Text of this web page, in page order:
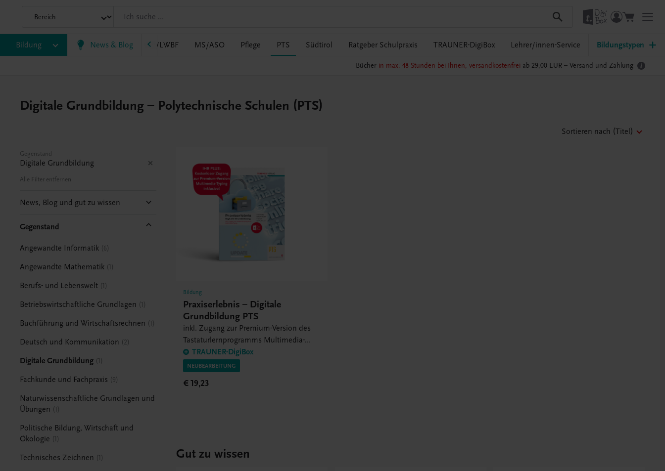
Bildung News & Blog
HLT/Kolleg HLW HTL/FS LW/LWBF MS/ASO Pflege PTS Südtirol Ratgeber Schulpraxis TRAUNER-DigiBox Lehrer/innen-Service Bildungstypen
Bücher in max. 48 Stunden bei Ihnen, versandkostenfrei ab 29,00 EUR – Versand und Zahlung
Digitale Grundbildung – Polytechnische Schulen (PTS)
Sortieren nach (Titel)
Gegenstand
Digitale Grundbildung
Alle Filter entfernen
News, Blog und gut zu wissen
Gegenstand
Angewandte Informatik 6
Angewandte Mathematik 1
Berufs- und Lebenswelt 1
Betriebswirtschaftliche Grundlagen 1
Buchführung und Wirtschaftsrechnen 1
Deutsch und Kommunikation 2
Digitale Grundbildung 1
Fachkunde und Fachpraxis 9
Naturwissenschaftliche Grundlagen und
Übungen
1
Politische Bildung, Wirtschaft und
Ökologie
1
Technisches Zeichnen 1
Bildung
Praxiserlebnis – Digitale
Grundbildung PTS
inkl. Zugang zur Premium-Version des
Tastaturlernprogramms Multimedia-
Typing
TRAUNER-DigiBox
NEUBEARBEITUNG
€ 19,23
Gut zu wissen